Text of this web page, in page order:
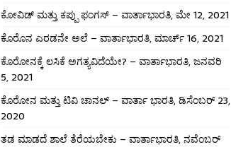
ಕೋವಿಡ್ ಮತ್ತು ಕಪ್ಪು ಫಂಗಸ್ – ವಾರ್ತಾಭಾರತಿ, ಮೇ 12, 2021
ಕೊರೊನ ಎರಡನೇ ಅಲೆ – ವಾರ್ತಾಭಾರತಿ, ಮಾರ್ಚ್ 16, 2021
ಕೊರೋನಕ್ಕೆ ಲಸಿಕೆ ಅಗತ್ಯವಿದೆಯೇ? – ವಾರ್ತಾಭಾರತಿ, ಜನವರಿ
5, 2021
ಕೊರೋನ ಮತ್ತು ಟಿವಿ ಚಾನಲ್ – ವಾರ್ತಾ ಭಾರತಿ, ಡಿಸೆಂಬರ್ 23,
2020
ತಡ ಮಾಡದೆ ಶಾಲೆ ತೆರೆಯಬೇಕು – ವಾರ್ತಾಭಾರತಿ, ನವೆಂಬರ್